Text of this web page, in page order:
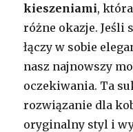
kieszeniami,
różne okazje. Jeśli
łączy w sobie
nasz najnowszy
oczekiwania. Ta
rozwiązanie dla
oryginalny styl i